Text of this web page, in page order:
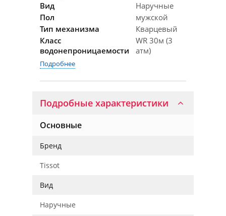
Вид
Наручные
Пол
мужской
Тип механизма
Кварцевый
Класс
водонепроницаемости
WR 30м (3
атм)
Подробнее
Подробные характеристики
Основные
Бренд
Tissot
Вид
Наручные